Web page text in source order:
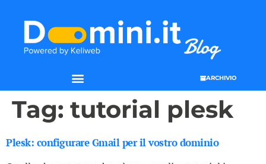
ARCHIVIO
Tag: tutorial plesk
Plesk: configurare Gmail per il vostro dominio